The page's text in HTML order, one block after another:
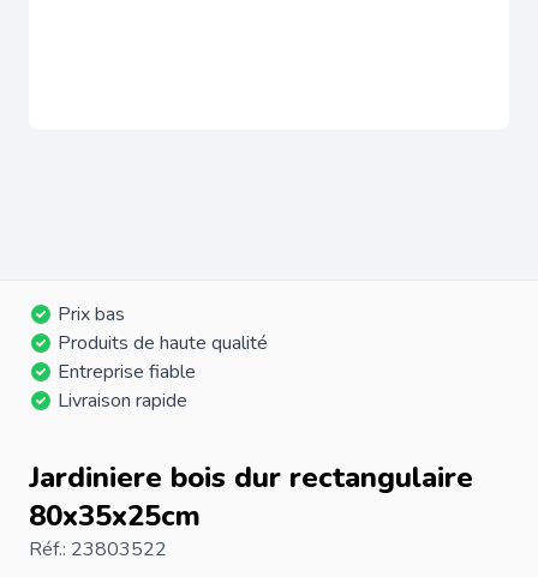
Prix bas
Produits de haute qualité
Entreprise fiable
Livraison rapide
Jardiniere bois dur rectangulaire
80x35x25cm
Réf.: 23803522